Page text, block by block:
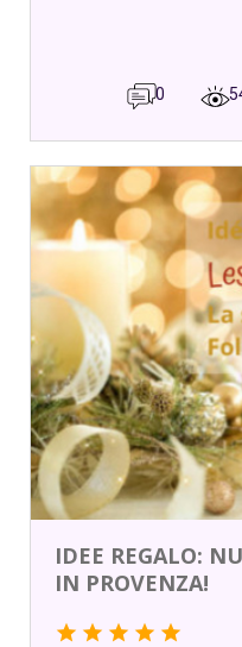
0
IDEE REGALO:
IN PROVENZA!
star star star star star